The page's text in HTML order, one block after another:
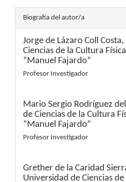
Biografía del autor/a
Jorge de Lázaro Coll Costa,
Ciencias de la Cultura
“Manuel Fajardo”
Profesor Investigador
Mario Sergio Rodríguez
de Ciencias de la Cultura
“Manuel Fajardo”
Profesor Investigador
Grether de la Caridad
Universidad de Ciencias